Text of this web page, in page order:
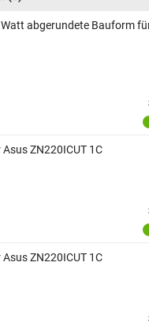
abgerundete Bauform
ZN220ICUT 1C
ZN220ICUT 1C